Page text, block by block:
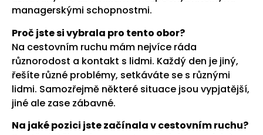
managerskými schopnostmi.
Proč jste si vybrala pro tento obor?
Na cestovním ruchu mám nejvíce ráda
různorodost a kontakt s lidmi. Každý den je jiný,
řešíte různé problémy, setkáváte se s různými
lidmi. Samozřejmě některé situace jsou vypjatější,
jiné ale zase zábavné.
Na jaké pozici jste začínala v cestovním ruchu?